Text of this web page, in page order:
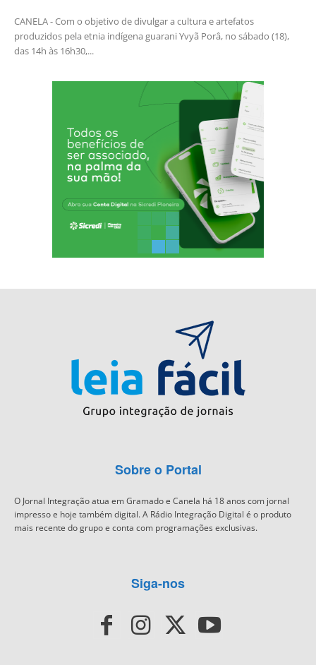
CANELA - Com o objetivo de divulgar a cultura e artefatos
produzidos pela etnia indígena guarani Yvyã Porâ, no sábado (18),
das 14h às 16h30,...
Sobre o Portal
O Jornal Integração atua em Gramado e Canela há 18 anos com jornal
impresso e hoje também digital. A Rádio Integração Digital é o produto
mais recente do grupo e conta com programações exclusivas.
Siga-nos